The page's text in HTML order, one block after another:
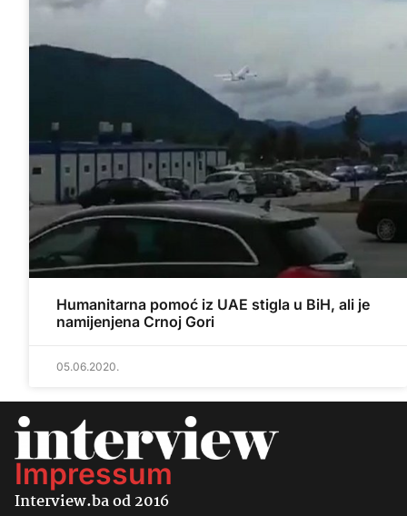
Humanitarna pomoć iz UAE stigla u BiH, ali je
namijenjena Crnoj Gori
05.06.2020.
Impressum
Interview.ba od 2016